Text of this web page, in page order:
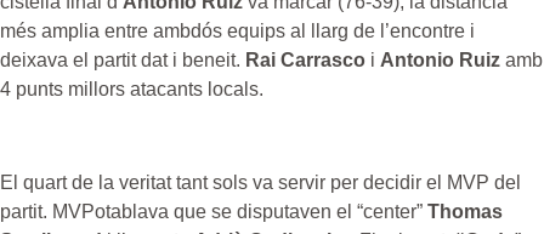
més amplia entre ambdós equips al llarg de l’encontre i
deixava el partit dat i beneit. Rai Carrasco i Antonio Ruiz amb
4 punts millors atacants locals.
El quart de la veritat tant sols va servir per decidir el MVP del
partit. MVPotablava que se disputaven el “center” Thomas